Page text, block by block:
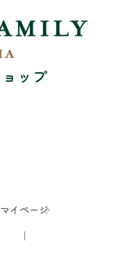
マイページ